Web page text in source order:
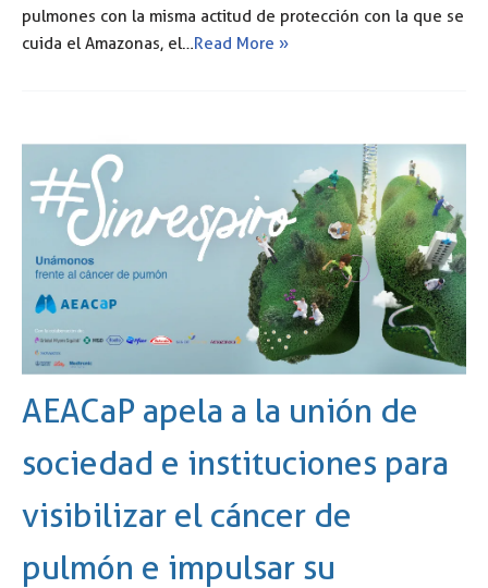
pulmones con la misma actitud de protección con la que se
cuida el Amazonas, el…Read More »
AEACaP apela a la unión de
sociedad e instituciones para
visibilizar el cáncer de
pulmón e impulsar su